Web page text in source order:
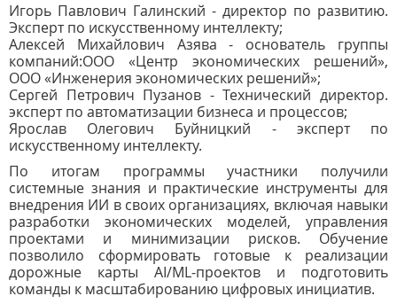
Игорь Павлович Галинский - директор по развитию.
Эксперт по искусственному интеллекту;
Алексей Михайлович Азява - основатель группы
компаний:ООО «Центр экономических решений»,
ООО «Инженерия экономических решений»;
Сергей Петрович Пузанов - Технический директор.
эксперт по автоматизации бизнеса и процессов;
Ярослав Олегович Буйницкий - эксперт по
искусственному интеллекту.
По итогам программы участники получили
системные знания и практические инструменты для
внедрения ИИ в своих организациях, включая навыки
разработки экономических моделей, управления
проектами и минимизации рисков. Обучение
позволило сформировать готовые к реализации
дорожные карты AI/ML-проектов и подготовить
команды к масштабированию цифровых инициатив.